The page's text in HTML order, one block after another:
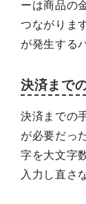
ーは商品の
つながりま
が発生する
決済まで
決済までの
が必要だっ
字を大文字
入力し直さ